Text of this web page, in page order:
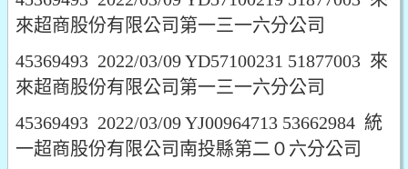
來超商股份有限公司第一三一六分公司
45369493 2022/03/09 YD57100231 51877003 來
來超商股份有限公司第一三一六分公司
45369493 2022/03/09 YJ00964713 53662984 統
一超商股份有限公司南投縣第二０六分公司